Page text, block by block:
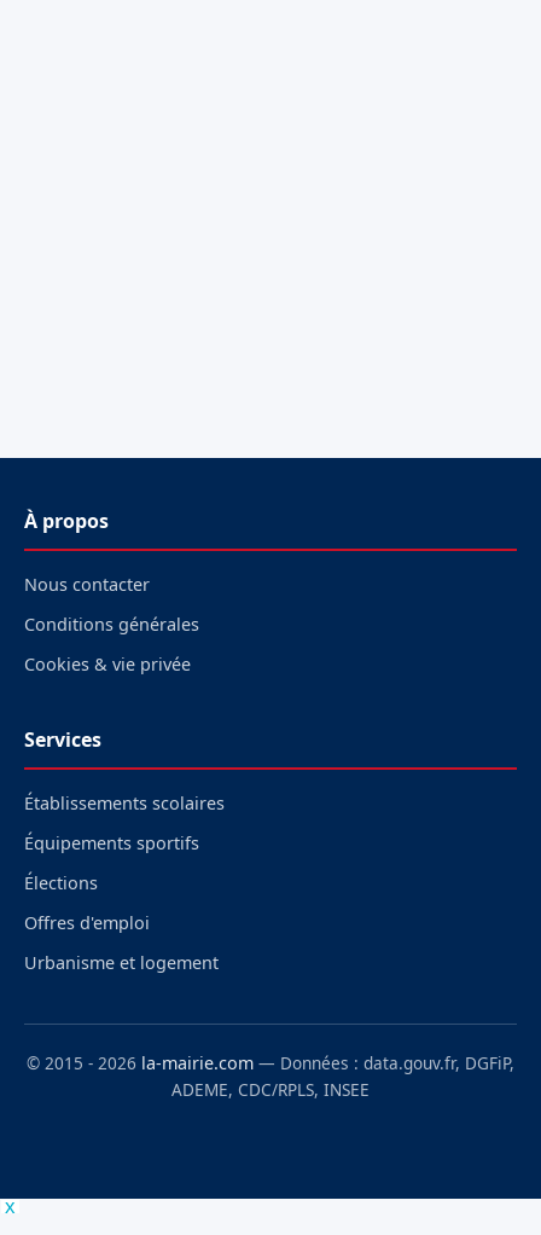
À propos
Nous contacter
Conditions générales
Cookies & vie privée
Services
Établissements scolaires
Équipements sportifs
Élections
Offres d'emploi
Urbanisme et logement
© 2015 - 2026 la-mairie.com — Données : data.gouv.fr, DGFiP,
ADEME, CDC/RPLS, INSEE
x